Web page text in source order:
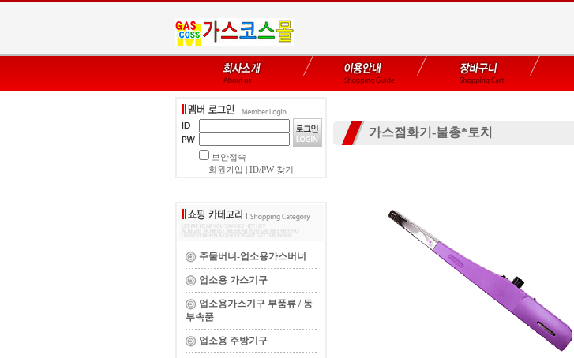
보안접속
회원가입
ID/PW 찾기
주물버너-업소용가스버너
업소용 가스기구
업소용가스기구 부품류 / 동
부속품
업소용 주방기구
가스점화기-불총*토치